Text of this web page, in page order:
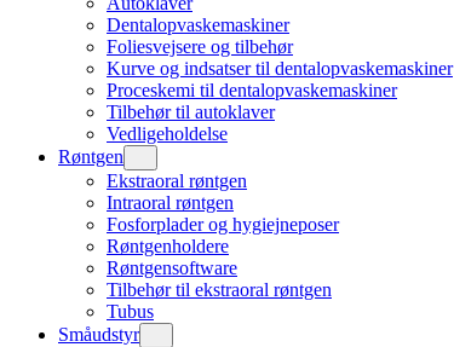
Dentalopvaskemaskiner
Foliesvejsere og tilbehør
Kurve og indsatser til dentalopvaskemaskiner
Proceskemi til dentalopvaskemaskiner
Tilbehør til autoklaver
Vedligeholdelse
Røntgen
Ekstraoral røntgen
Intraoral røntgen
Fosforplader og hygiejneposer
Røntgenholdere
Røntgensoftware
Tilbehør til ekstraoral røntgen
Tubus
Småudstyr